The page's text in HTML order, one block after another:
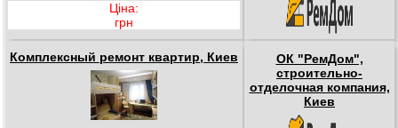
Ціна:
грн
Комплексный ремонт квартир, Киев
ОК "РемДом",
строительно-
отделочная компания,
Киев